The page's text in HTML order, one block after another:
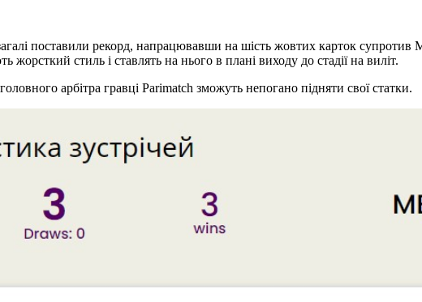
поставили рекорд, напрацювавши на шість жовтих карток супротив
стиль і ставлять на нього в плані виходу до стадії на виліт.
арбітра гравці Parimatch зможуть непогано підняти свої статки.